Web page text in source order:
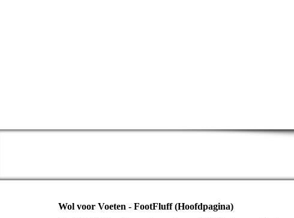
Wol voor Voeten - FootFluff (Hoofdpagina)